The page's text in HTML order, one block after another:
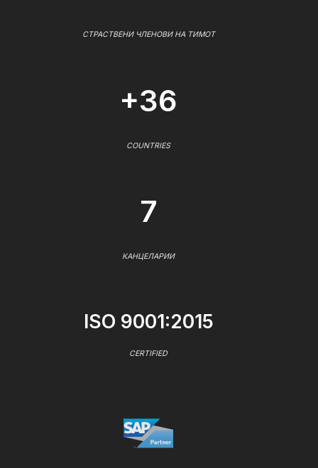
СТРАСТВЕНИ ЧЛЕНОВИ НА ТИМОТ
+36
COUNTRIES
7
КАНЦЕЛАРИИ
ISO 9001:2015
CERTIFIED